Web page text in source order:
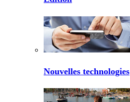
Nouvelles technologies